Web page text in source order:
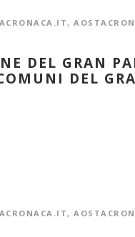
,
DEL GRAN
DEL
,